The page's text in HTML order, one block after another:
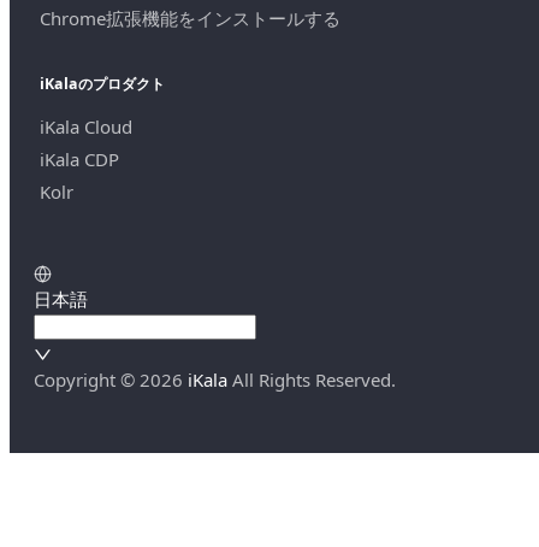
Chrome拡張機能をインストールする
iKalaのプロダクト
iKala Cloud
iKala CDP
Kolr
日本語
Copyright © 2026 iKala All Rights Reserved.